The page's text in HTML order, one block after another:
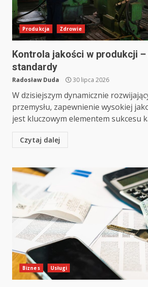
Produkcja Zdrowie
Kontrola jakości w produkcji
standardy
Radosław Duda 30 lipca 2026
W dzisiejszym dynamicznie
przemysłu, zapewnienie wysokiej
jest kluczowym elementem sukcesu
Czytaj dalej
Biznes Usługi